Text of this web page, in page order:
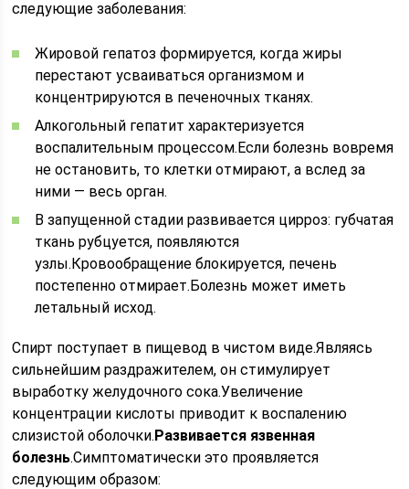
следующие заболевания:
Жировой гепатоз формируется, когда жиры
перестают усваиваться организмом и
концентрируются в печеночных тканях.
Алкогольный гепатит характеризуется
воспалительным процессом.Если болезнь вовремя
не остановить, то клетки отмирают, а вслед за
ними — весь орган.
В запущенной стадии развивается цирроз: губчатая
ткань рубцуется, появляются
узлы.Кровообращение блокируется, печень
постепенно отмирает.Болезнь может иметь
летальный исход.
Спирт поступает в пищевод в чистом виде.Являясь
сильнейшим раздражителем, он стимулирует
выработку желудочного сока.Увеличение
концентрации кислоты приводит к воспалению
слизистой оболочки.Развивается язвенная
болезнь.Симптоматически это проявляется
следующим образом: